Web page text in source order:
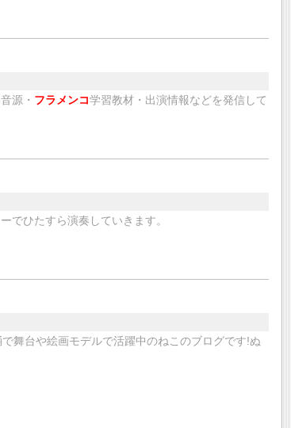
源・ フラメンコ学習教材・出演情報などを発信して
でひたすら演奏していきます。
舞台や絵画モデルで活躍中のねこのブログです!ぬ